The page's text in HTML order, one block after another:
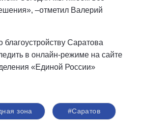
–отметил Валерий
благоустройству Саратова
в онлайн-режиме на сайте
«Единой России»
зона #Саратов